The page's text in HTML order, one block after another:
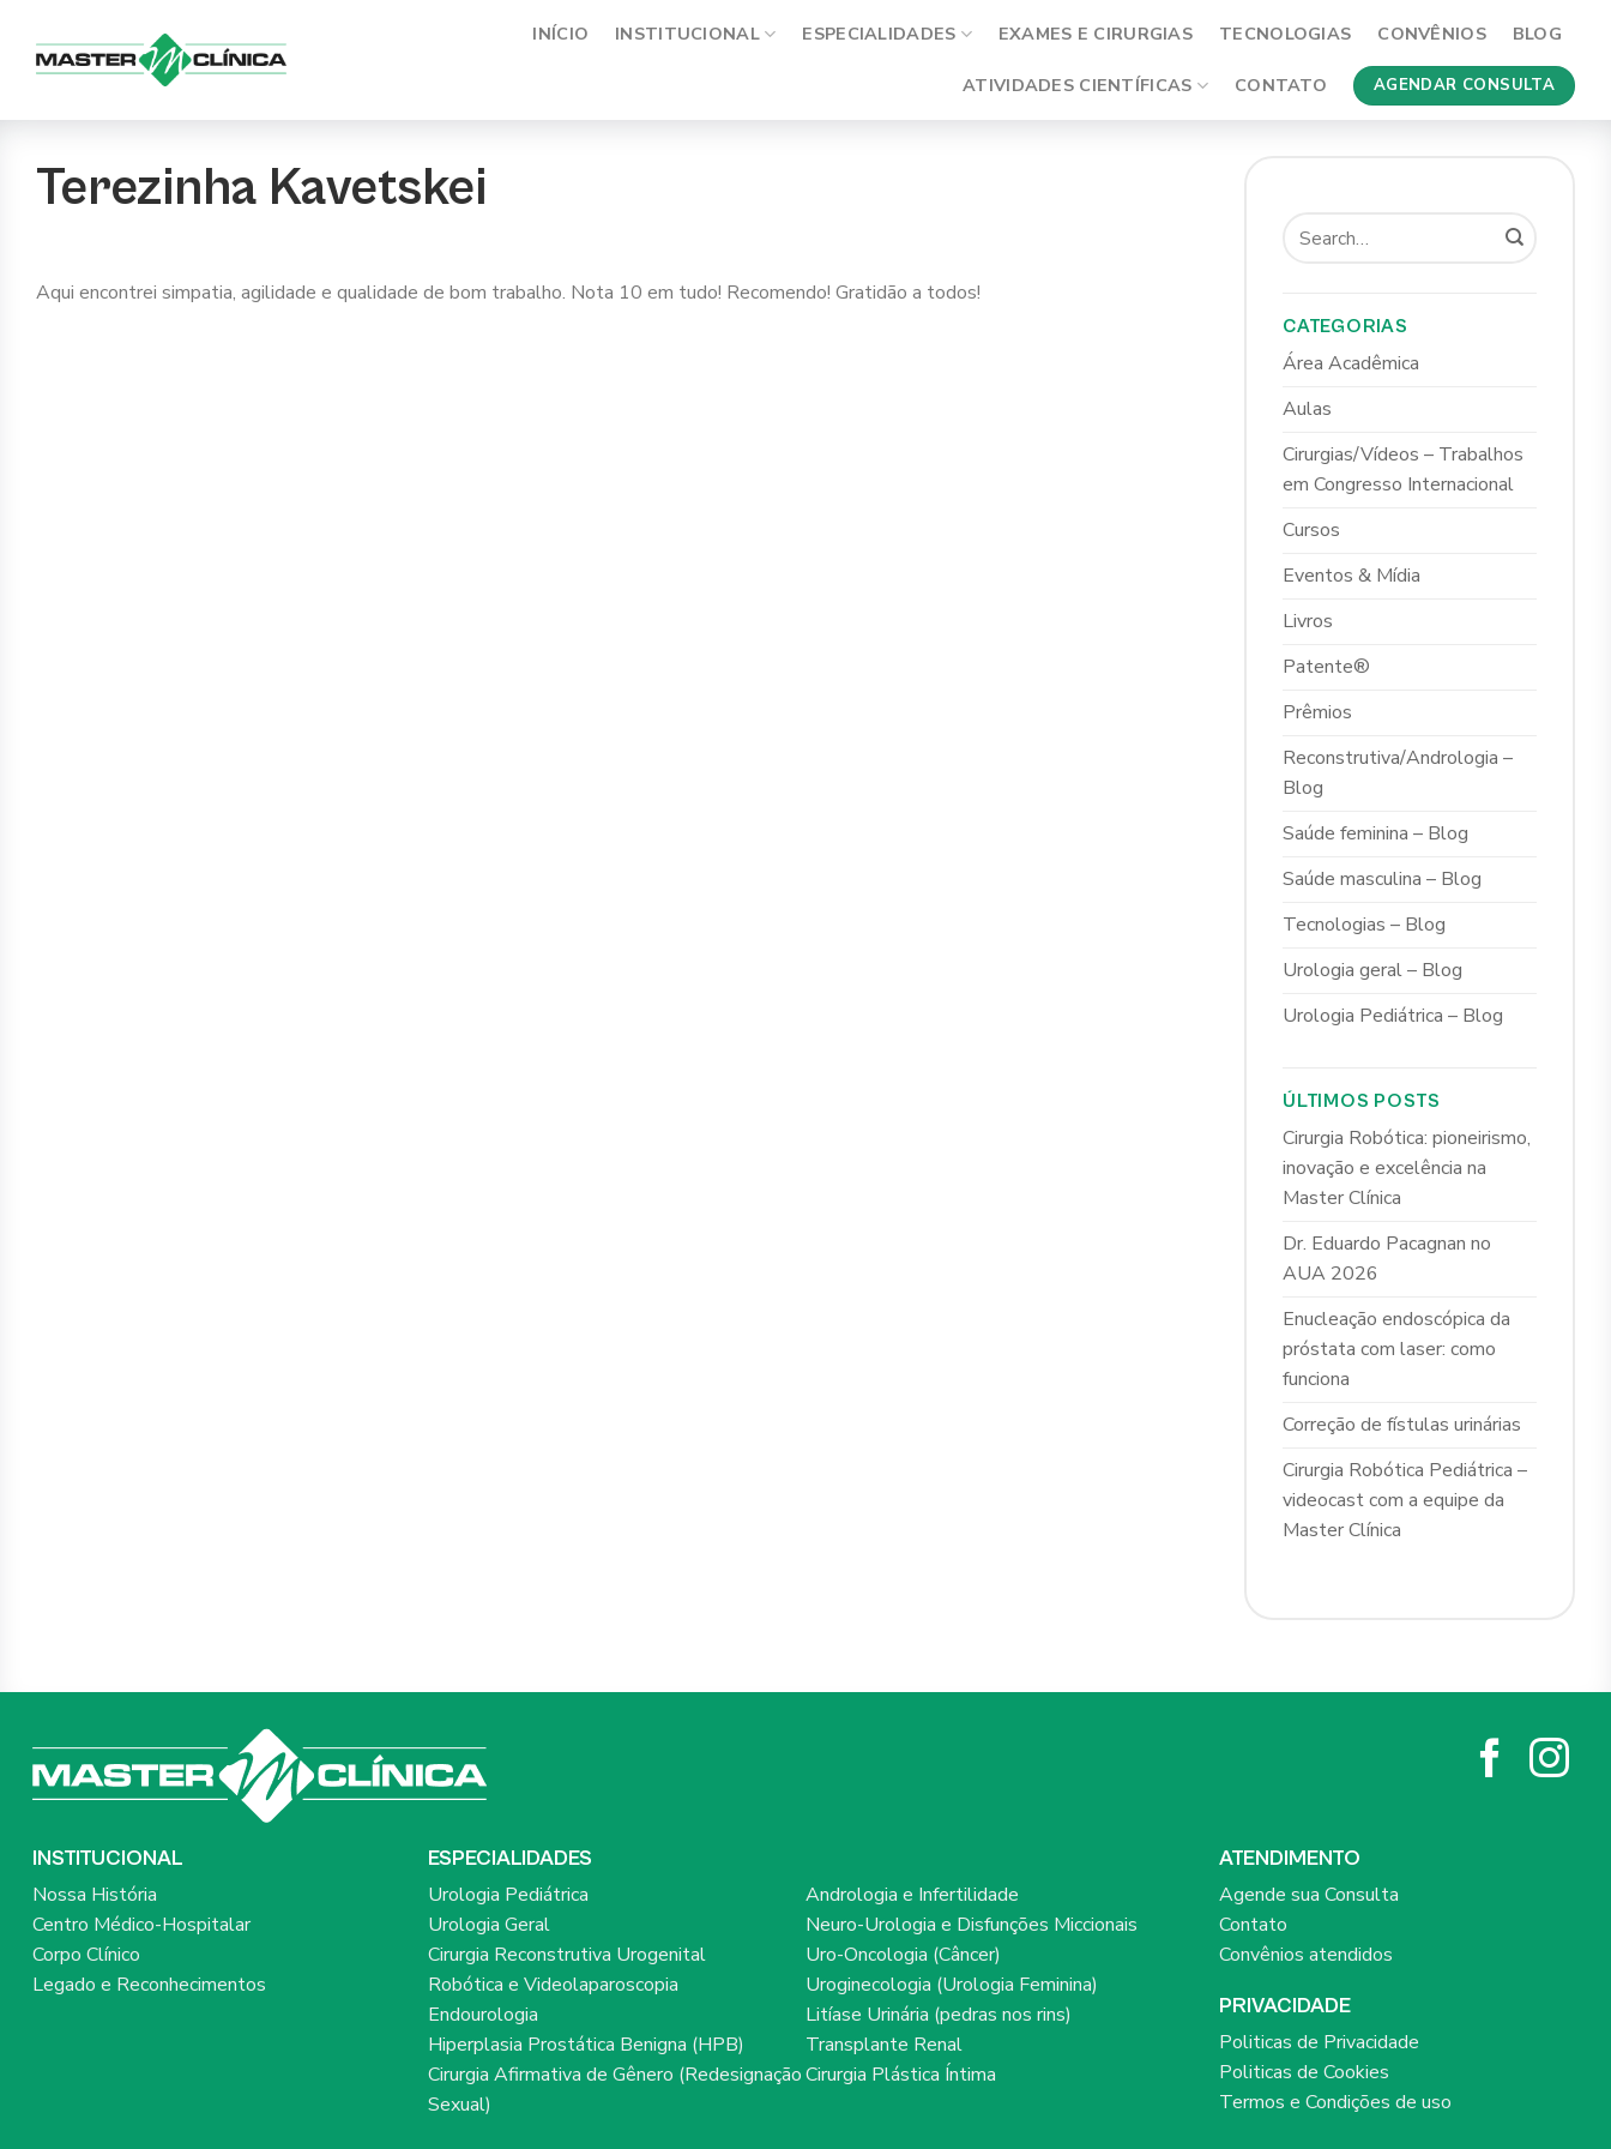
INÍCIO INSTITUCIONAL ESPECIALIDADES EXAMES E CIRURGIAS TECNOLOGIAS CONVÊNIOS BLOG
ATIVIDADES CIENTÍFICAS CONTATO AGENDAR CONSULTA
Terezinha Kavetskei
Aqui encontrei simpatia, agilidade e qualidade de bom trabalho. Nota 10 em tudo! Recomendo! Gratidão a todos!
CATEGORIAS
Área Acadêmica
Aulas
Cirurgias/Vídeos – Trabalhos
em Congresso Internacional
Cursos
Eventos & Mídia
Livros
Patente®
Prêmios
Reconstrutiva/Andrologia –
Blog
Saúde feminina – Blog
Saúde masculina – Blog
Tecnologias – Blog
Urologia geral – Blog
Urologia Pediátrica – Blog
ÚLTIMOS POSTS
Cirurgia Robótica: pioneirismo,
inovação e excelência na
Master Clínica
Dr. Eduardo Pacagnan no
AUA 2026
Enucleação endoscópica da
próstata com laser: como
funciona
Correção de fístulas urinárias
Cirurgia Robótica Pediátrica –
videocast com a equipe da
Master Clínica
INSTITUCIONAL
Nossa História
Centro Médico-Hospitalar
Corpo Clínico
Legado e Reconhecimentos
ESPECIALIDADES
Urologia Pediátrica
Andrologia e Infertilidade
Urologia Geral
Neuro-Urologia e Disfunções Miccionais
Cirurgia Reconstrutiva Urogenital
Uro-Oncologia (Câncer)
Robótica e Videolaparoscopia
Uroginecologia (Urologia Feminina)
Endourologia
Litíase Urinária (pedras nos rins)
Hiperplasia Prostática Benigna (HPB)
Transplante Renal
Cirurgia Afirmativa de Gênero (Redesignação
Sexual)
Cirurgia Plástica Íntima
ATENDIMENTO
Agende sua Consulta
Contato
Convênios atendidos
PRIVACIDADE
Politicas de Privacidade
Politicas de Cookies
Termos e Condições de uso